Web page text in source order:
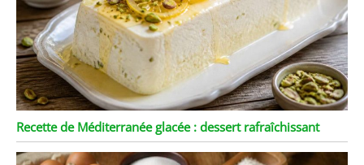
Recette de Méditerranée glacée : dessert rafraîchissant